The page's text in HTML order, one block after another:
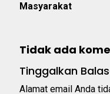
Masyarakat
Tidak ada
Tinggalkan
Alamat email Anda